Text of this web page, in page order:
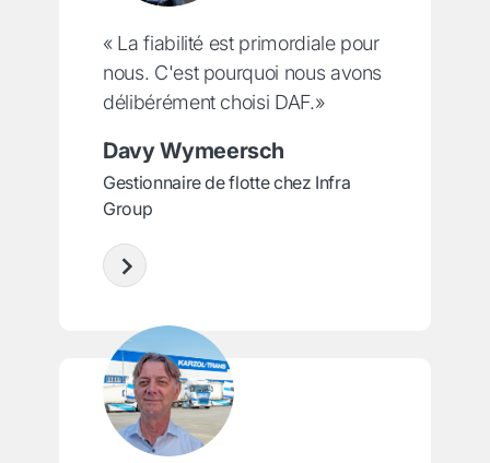
« La fiabilité est primordiale pour
nous. C'est pourquoi nous avons
délibérément choisi DAF.»
Davy Wymeersch
Gestionnaire de flotte chez Infra
Group